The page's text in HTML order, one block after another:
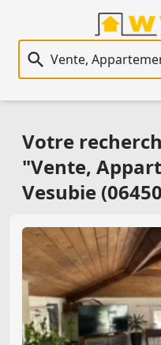
Recherche immobilière
Votre
"Vente,
Vesubie